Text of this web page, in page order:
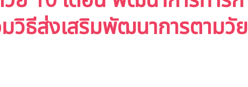
วิธีส่งเสริมพัฒนาการตามวัย